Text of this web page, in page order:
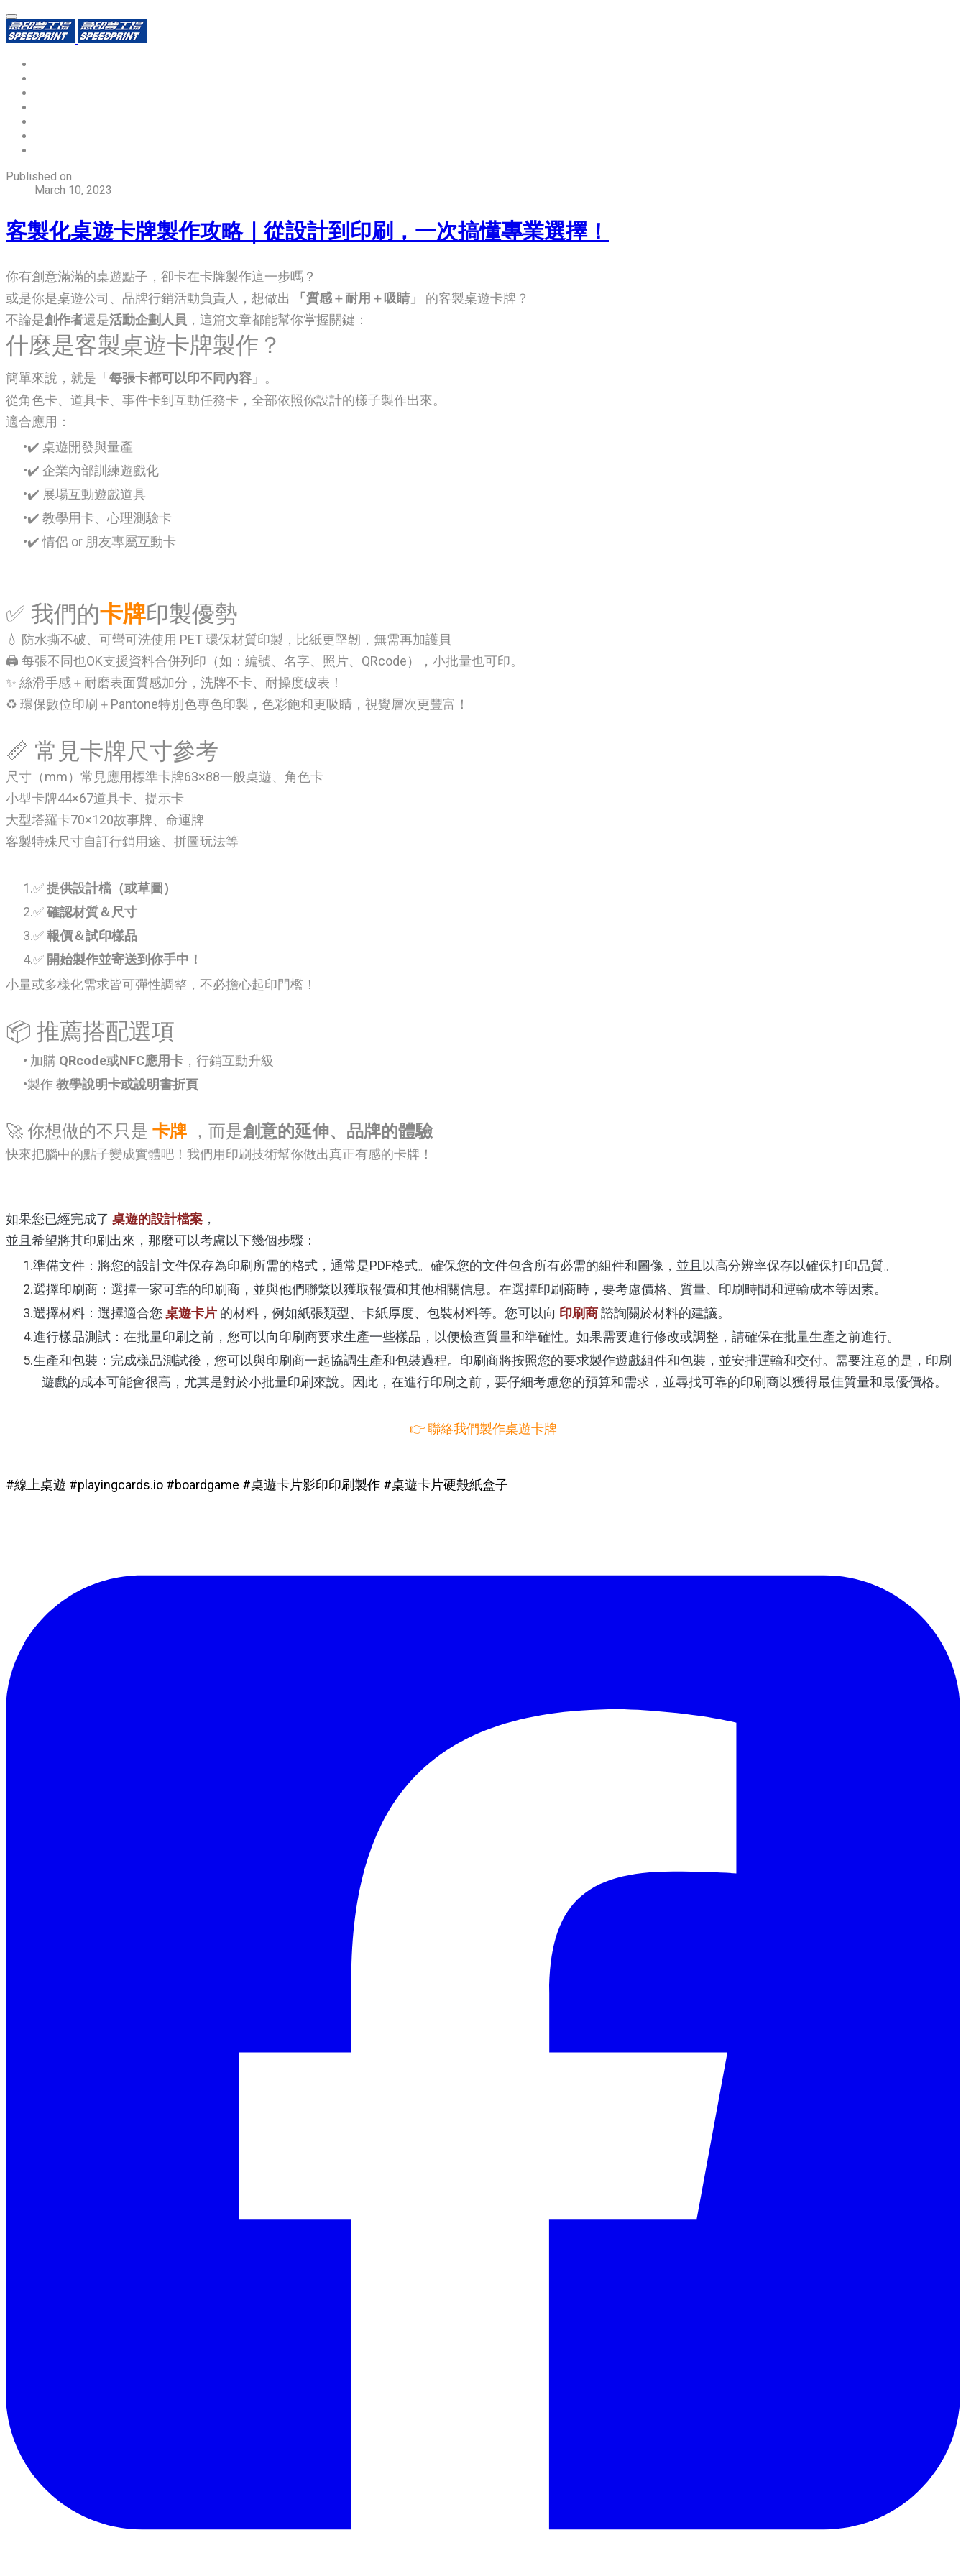
Published on
March 10, 2023
客製化桌遊卡牌製作攻略｜從設計到印刷，一次搞懂專業選擇！
你有創意滿滿的桌遊點子，卻卡在卡牌製作這一步嗎？
或是你是桌遊公司、品牌行銷活動負責人，想做出
「質感＋耐用＋吸睛」
的客製桌遊卡牌？
不論是創作者還是活動企劃人員 ，這篇文章都能幫你掌握關鍵：
什麼是客製桌遊卡牌製作？
簡單來說，就是「每張卡都可以印不同內容 」。
從角色卡、道具卡、事件卡到互動任務卡，全部依照你設計的樣子製作出來。
適合應用：
✔️ 桌遊開發與量產
✔️ 企業內部訓練遊戲化
✔️ 展場互動遊戲道具
✔️ 教學用卡、心理測驗卡
✔️ 情侶 or 朋友專屬互動卡
✅ 我們的卡牌印製優勢
💧 防水撕不破、可彎可洗使用 PET 環保材質印製，比紙更堅韌，無需再加護貝
🖨 每張不同也OK支援資料合併列印（如：編號、名字、照片、QRcode），小批量也可印。
✨ 絲滑手感＋耐磨表面質感加分，洗牌不卡、耐操度破表！
♻️ 環保數位印刷＋Pantone特別色專色印製 ， 色彩飽和更吸睛，視覺層次更豐富！
📏 常見卡牌尺寸參考
尺寸（mm）常見應用標準卡牌63×88一般桌遊、角色卡
小型卡牌44×67道具卡、提示卡
大型塔羅卡70×120故事牌、命運牌
客製特殊尺寸自訂行銷用途、拼圖玩法等
✅提供設計檔（或草圖）
✅確認材質＆尺寸
✅報價＆試印樣品
✅ 開始製作並寄送到你手中！
小量或多樣化需求皆可彈性調整，不必擔心起印門檻！
📦 推薦搭配選項
加購 QRcode或NFC應用卡 ，行銷互動升級
製作教學說明卡或說明書折頁
🚀 你想做的不只是 卡牌 ，而是創意的延伸、品牌的體驗
快來把腦中的點子變成實體吧！我們用印刷技術幫你做出真正有感的卡牌！
如果您已經完成了 桌遊的設計檔案 ，
並且希望將其印刷出來，那麼可以考慮以下幾個步驟：
準備文件：將您的設計文件保存為印刷所需的格式，通常是PDF格式。確保您的文件包含所有必需的組件和圖像，並且以高分辨率保存以確保打印品質。
選擇印刷商：選擇一家可靠的印刷商，並與他們聯繫以獲取報價和其他相關信息。在選擇印刷商時，要考慮價格、質量、印刷時間和運輸成本等因素。
選擇材料：選擇適合您 桌遊卡片 的材料，例如紙張類型、卡紙厚度、包裝材料等。 您可以向 印刷商諮詢關於材料的建議。
進行樣品測試：在批量印刷之前，您可以向印刷商要求生產一些樣品，以便檢查質量和準確性。如果需要進行修改或調整，請確保在批量生產之前進行。
生產和包裝：完成樣品測試後，您可以與印刷商一起協調生產和包裝過程。 印刷商將按照您的要求製作遊戲組件和包裝，並安排運輸和交付。需要注意的是，印刷
遊戲的成本可能會很高，尤其是對於小批量印刷來說。因此，在進行印刷之前，要仔細考慮您的預算和需求，並尋找可靠的印刷商以獲得最佳質量和最優價格。
👉聯絡我們製作桌遊卡牌
#線上桌遊 #playingcards.io #boardgame #桌遊卡片影印印刷製作 #桌遊卡片硬殼紙盒子